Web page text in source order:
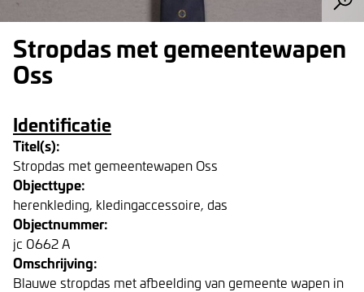
Stropdas met gemeentewapen
Oss
Identificatie
Titel(s):
Stropdas met gemeentewapen Oss
Objecttype:
herenkleding, kledingaccessoire, das
Objectnummer:
jc 0662 A
Omschrijving:
Blauwe stropdas met afbeelding van gemeente wapen in